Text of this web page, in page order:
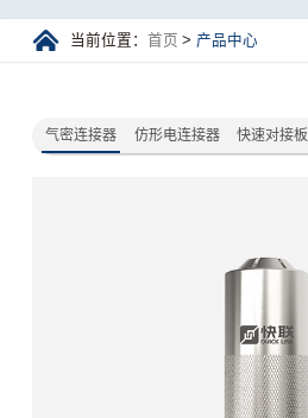
当前位置：首页 > 产品中心
气密连接器 仿形电连接器 快速对接板